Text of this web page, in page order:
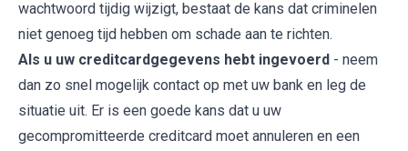
wachtwoord tijdig wijzigt, bestaat de kans dat criminelen
niet genoeg tijd hebben om schade aan te richten.
Als u uw creditcardgegevens hebt ingevoerd - neem
dan zo snel mogelijk contact op met uw bank en leg de
situatie uit. Er is een goede kans dat u uw
gecompromitteerde creditcard moet annuleren en een